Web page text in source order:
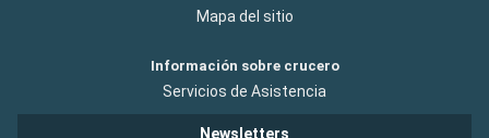
Mapa del sitio
Información sobre crucero
Servicios de Asistencia
Newsletters